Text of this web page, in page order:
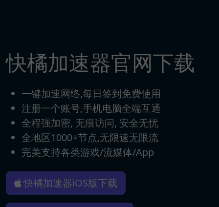
快橘加速器官网下载
一键加速网络,每日签到免费使用
注册一个账号,手机电脑全端互通
全程强加密, 无痕访问, 安全无忧
全地区1000+节点,无限速无限流
完美支持各类游戏/流媒体/App
快橘加速器iOS版下载